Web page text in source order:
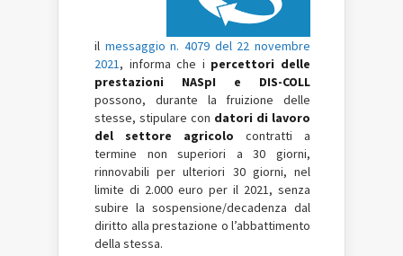
il messaggio n. 4079 del 22 novembre
2021, informa che i percettori delle
prestazioni NASpI e DIS-COLL
possono, durante la fruizione delle
stesse, stipulare con datori di lavoro
del settore agricolo contratti a
termine non superiori a 30 giorni,
rinnovabili per ulteriori 30 giorni, nel
limite di 2.000 euro per il 2021, senza
subire la sospensione/decadenza dal
diritto alla prestazione o l’abbattimento
della stessa.